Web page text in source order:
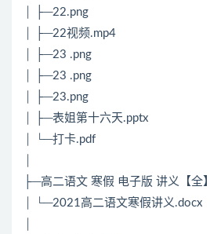
│ ├─22.png
│ ├─22视频.mp4
│ ├─23 .png
│ ├─23 .png
│ ├─23.png
│ ├─表姐第十六天.pptx
│ └─打卡.pdf
├─高二语文 寒假 电子版 讲义【全】
│ └─2021高二语文寒假讲义.docx